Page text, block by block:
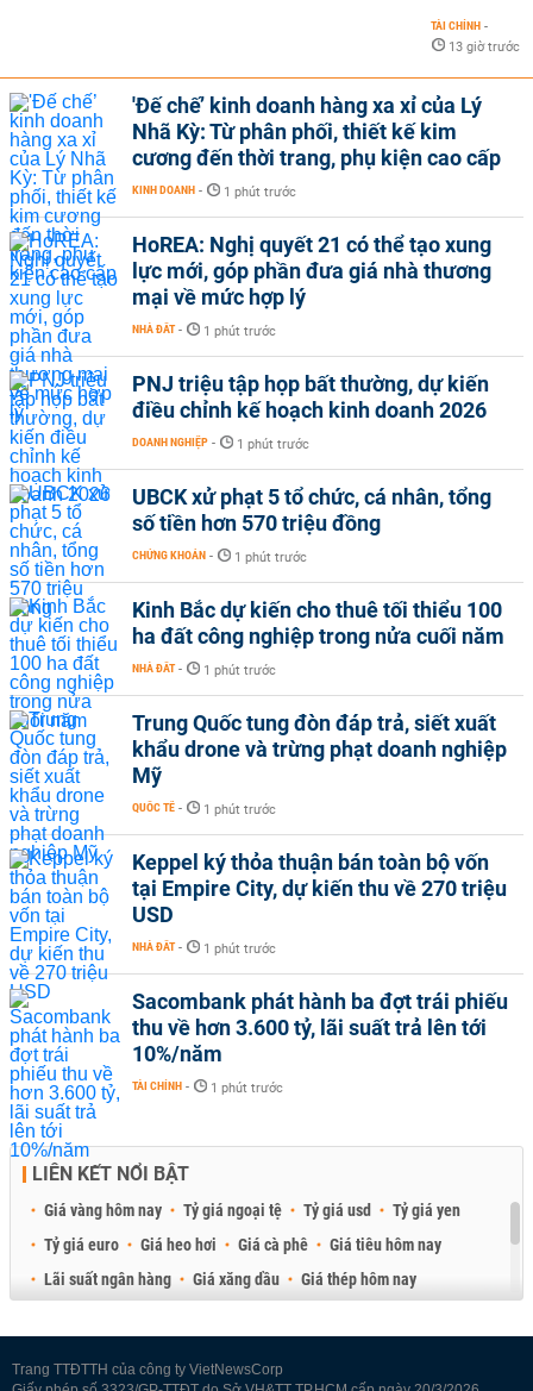
TÀI CHÍNH -
13 giờ trước
'Đế chế’ kinh doanh hàng xa xỉ của Lý
Nhã Kỳ: Từ phân phối, thiết kế kim
cương đến thời trang, phụ kiện cao cấp
KINH DOANH - 1 phút trước
HoREA: Nghị quyết 21 có thể tạo xung
lực mới, góp phần đưa giá nhà thương
mại về mức hợp lý
NHÀ ĐẤT - 1 phút trước
PNJ triệu tập họp bất thường, dự kiến
điều chỉnh kế hoạch kinh doanh 2026
DOANH NGHIỆP - 1 phút trước
UBCK xử phạt 5 tổ chức, cá nhân, tổng
số tiền hơn 570 triệu đồng
CHỨNG KHOÁN - 1 phút trước
Kinh Bắc dự kiến cho thuê tối thiểu 100
ha đất công nghiệp trong nửa cuối năm
NHÀ ĐẤT - 1 phút trước
Trung Quốc tung đòn đáp trả, siết xuất
khẩu drone và trừng phạt doanh nghiệp
Mỹ
QUỐC TẾ - 1 phút trước
Keppel ký thỏa thuận bán toàn bộ vốn
tại Empire City, dự kiến thu về 270 triệu
USD
NHÀ ĐẤT - 1 phút trước
Sacombank phát hành ba đợt trái phiếu
thu về hơn 3.600 tỷ, lãi suất trả lên tới
10%/năm
TÀI CHÍNH - 1 phút trước
LIÊN KẾT NỔI BẬT
Giá vàng hôm nay Tỷ giá ngoại tệ Tỷ giá usd
Tỷ giá yen
Tỷ giá euro
Giá heo hơi Giá cà phê
Giá tiêu hôm nay
Lãi suất ngân hàng
Giá xăng dầu
Giá thép hôm nay
Trang TTĐTTH của công ty VietNewsCorp